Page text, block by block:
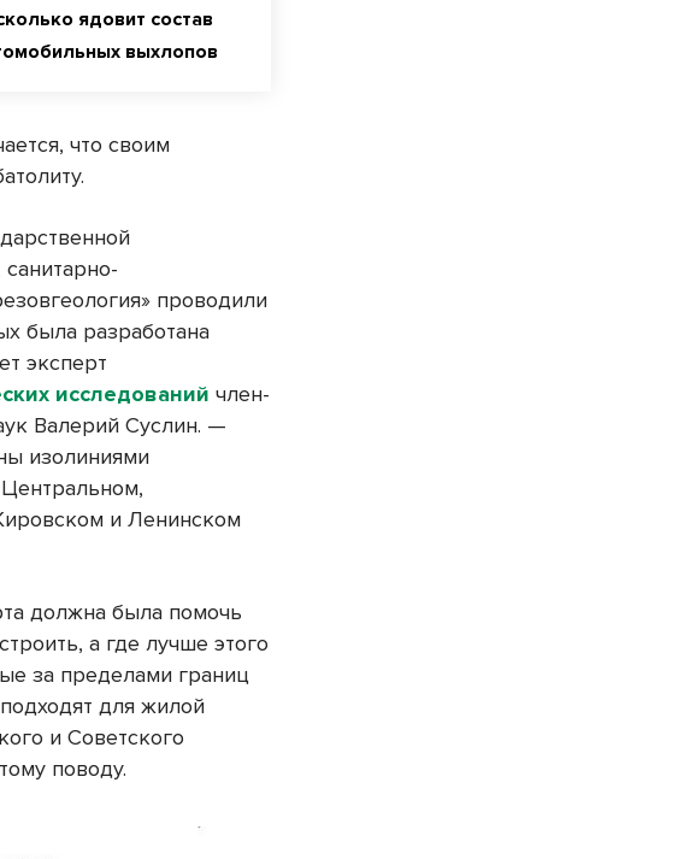
ядовит состав
выхлопов
что своим
проводили
была разработана
эксперт
исследованийчлен-
Валерий Суслин. —
изолиниями
и Ленинском
должна была помочь
а где лучше этого
за пределами границ
для жилой
и Советского
поводу.